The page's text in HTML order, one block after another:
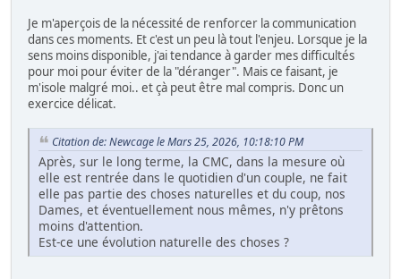
Je m'aperçois de la nécessité de renforcer la communication
dans ces moments. Et c'est un peu là tout l'enjeu. Lorsque je la
sens moins disponible, j'ai tendance à garder mes difficultés
pour moi pour éviter de la "déranger". Mais ce faisant, je
m'isole malgré moi.. et çà peut être mal compris. Donc un
exercice délicat.
Citation de: Newcage le Mars 25, 2026, 10:18:10 PM
Après, sur le long terme, la CMC, dans la mesure où
elle est rentrée dans le quotidien d'un couple, ne fait
elle pas partie des choses naturelles et du coup, nos
Dames, et éventuellement nous mêmes, n'y prêtons
moins d'attention.
Est-ce une évolution naturelle des choses ?